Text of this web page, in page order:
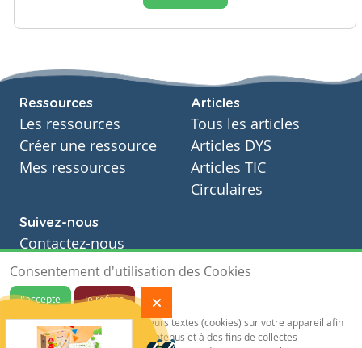
Ressources
Les ressources
Créer une ressource
Mes ressources
Articles
Tous les articles
Articles DYS
Articles TIC
Circulaires
Suivez-nous
Contactez-nous
Soutien scolaire
Notre page Facebook
S'inscrire à notre newsletter
Consentement d'utilisation des Cookies
J'accepte
Je refuse
Notre site sauvegarde des traceurs textes (cookies) sur votre appareil afin
de vous garantir de meilleurs contenus et à des fins de collectes